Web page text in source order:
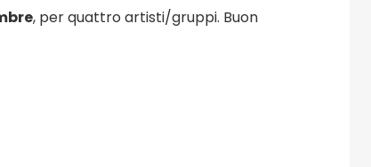
, per quattro artisti/gruppi. Buon